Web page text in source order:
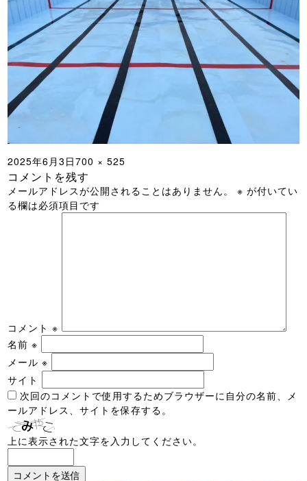
投
稿
日:
2025年6月3日フ
ル
サ
イ
700 × 525
コメントを残す
メールアドレスが公開されることはありません。 ※ が付いてい
る欄は必須項目です
コメント※
名前※
メール※
サイト
次回のコメントで使用するためブラウザーに自分の名前、メ
ールアドレス、サイトを保存する。
上に表示された文字を入力してください。